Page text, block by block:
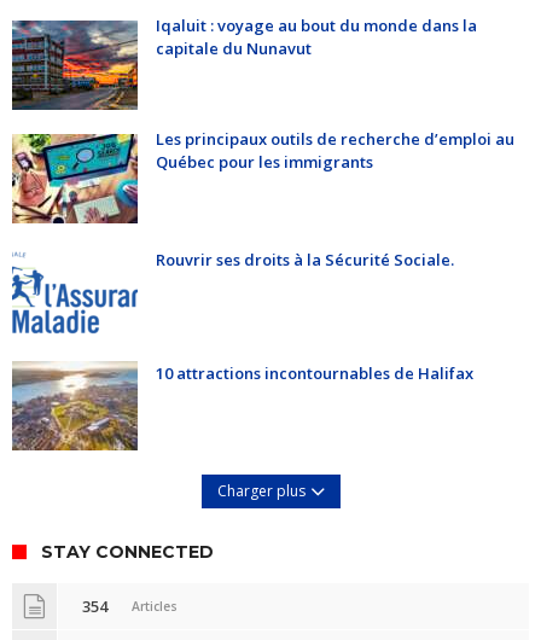
Iqaluit : voyage au bout du monde dans la
capitale du Nunavut
Les principaux outils de recherche d’emploi au
Québec pour les immigrants
Rouvrir ses droits à la Sécurité Sociale.
10 attractions incontournables de Halifax
Charger plus
STAY CONNECTED
354 Articles